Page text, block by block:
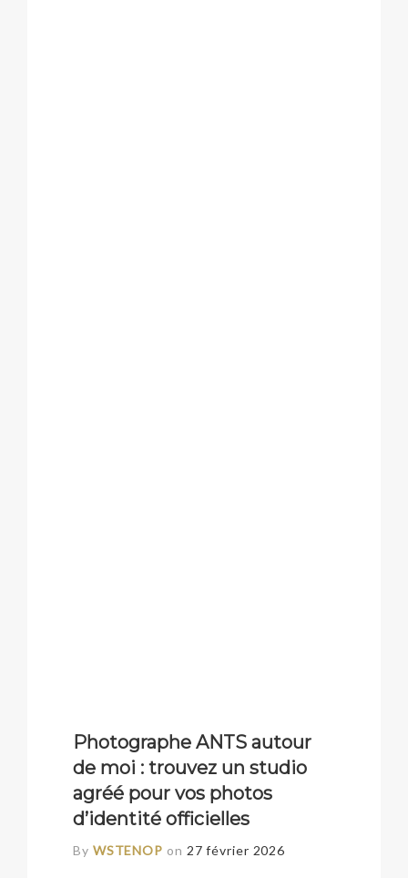
Photographe ANTS autour
de moi : trouvez un studio
agréé pour vos photos
d’identité officielles
By WSTENOP on 27 février 2026